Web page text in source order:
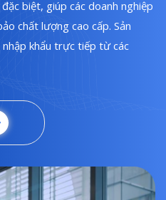
biệt, giúp các doanh nghiệp
chất lượng cao cấp. Sản
khẩu trực tiếp từ các